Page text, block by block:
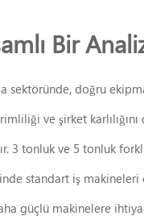
Bir
sektöründe, doğru
ve şirket
3 tonluk ve 5 tonluk
standart iş makineleri
güçlü makinelere